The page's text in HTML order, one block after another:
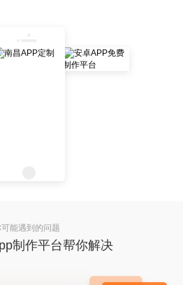
能遇到的问题
制作平台帮你解决